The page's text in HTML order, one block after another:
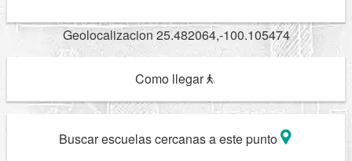
Geolocalizacion 25.482064,-100.105474
Como llegar
Buscar escuelas cercanas a este punto